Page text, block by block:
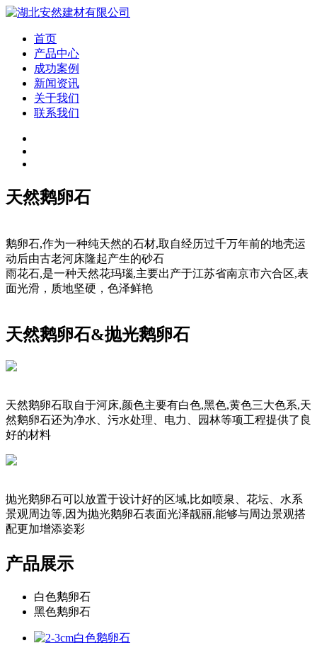
首页
产品中心
成功案例
新闻资讯
关于我们
联系我们
天然鹅卵石
鹅卵石,作为一种纯天然的石材,取自经历过千万年前的地壳运
动后由古老河床隆起产生的砂石
雨花石,是一种天然花玛瑙,主要出产于江苏省南京市六合区,表
面光滑，质地坚硬，色泽鲜艳
天然鹅卵石&抛光鹅卵石
天然鹅卵石取自于河床,颜色主要有白色,黑色,黄色三大色系,天
然鹅卵石还为净水、污水处理、电力、园林等项工程提供了良
好的材料
抛光鹅卵石可以放置于设计好的区域,比如喷泉、花坛、水系
景观周边等,因为抛光鹅卵石表面光泽靓丽,能够与周边景观搭
配更加增添姿彩
产品展示
白色鹅卵石
黑色鹅卵石